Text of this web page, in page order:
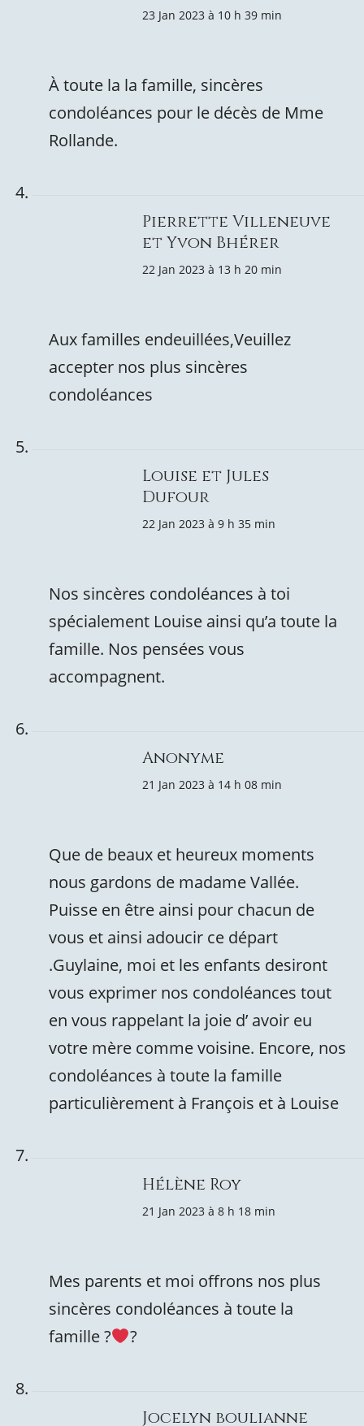
23 Jan 2023 à 10 h 39 min
À toute la la famille, sincères
condoléances pour le décès de Mme
Rollande.
Pierrette Villeneuve
et Yvon Bhérer
22 Jan 2023 à 13 h 20 min
Aux familles endeuillées,Veuillez
accepter nos plus sincères
condoléances
Louise et Jules
Dufour
22 Jan 2023 à 9 h 35 min
Nos sincères condoléances à toi
spécialement Louise ainsi qu’a toute la
famille. Nos pensées vous
accompagnent.
Anonyme
21 Jan 2023 à 14 h 08 min
Que de beaux et heureux moments
nous gardons de madame Vallée.
Puisse en être ainsi pour chacun de
vous et ainsi adoucir ce départ
.Guylaine, moi et les enfants desiront
vous exprimer nos condoléances tout
en vous rappelant la joie d’ avoir eu
votre mère comme voisine. Encore, nos
condoléances à toute la famille
particulièrement à François et à Louise
Hélène Roy
21 Jan 2023 à 8 h 18 min
Mes parents et moi offrons nos plus
sincères condoléances à toute la
famille ?
?
Jocelyn boulianne